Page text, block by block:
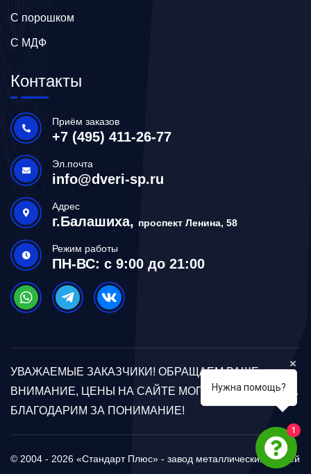
С порошком
С МДФ
Контакты
Приём заказов
+7 (495) 411-26-77
Эл.почта
info@dveri-sp.ru
Адрес
г.Балашиха, проспект Ленина, 58
Режим работы
ПН-ВС: с 9:00 до 21:00
УВАЖАЕМЫЕ ЗАКАЗЧИКИ! ОБРАЩАЕМ ВАШЕ
ВНИМАНИЕ, ЦЕНЫ НА САЙТЕ МОГУТ ОТЛИЧАТЬСЯ.
БЛАГОДАРИМ ЗА ПОНИМАНИЕ!
© 2004 - 2026 «Стандарт Плюс» - завод металлических дверей
Нужна помощь?
1